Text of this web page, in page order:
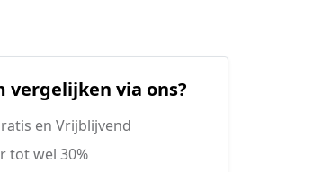
vergelijken via ons?
en Vrijblijvend
tot wel 30%